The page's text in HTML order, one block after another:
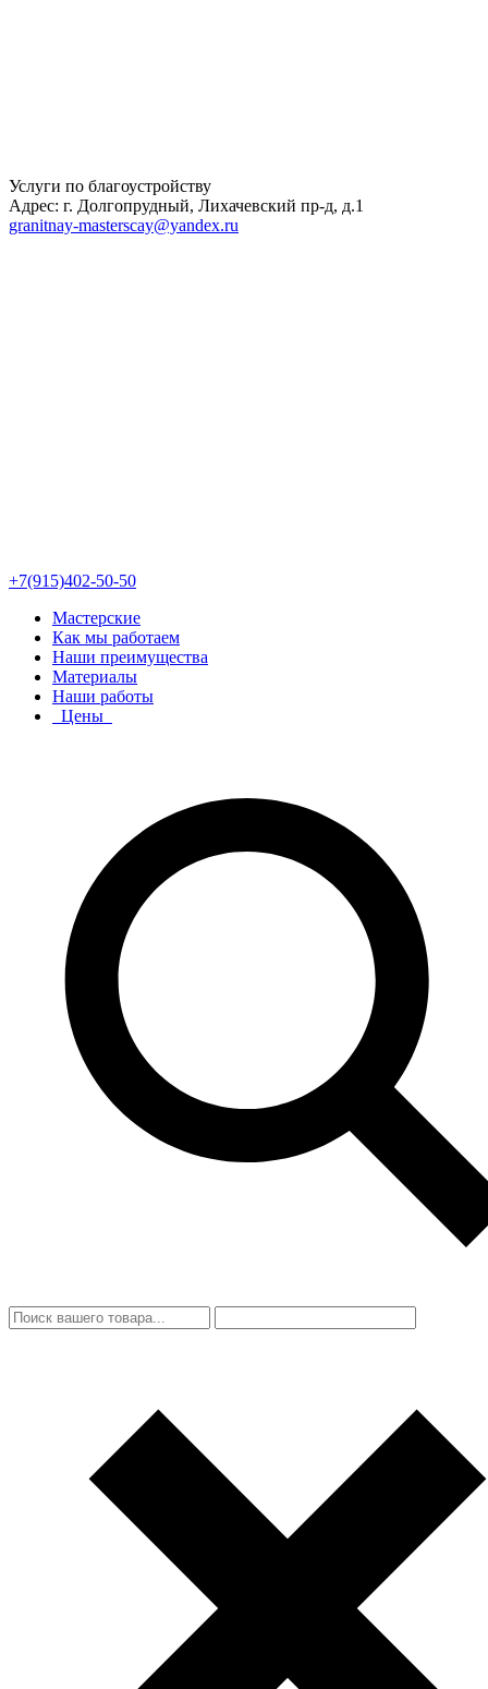
Услуги по благоустройству
Адрес: г. Долгопрудный, Лихачевский пр-д, д.1
granitnay-masterscay@yandex.ru
+7(915)402-50-50
Мастерские
Как мы работаем
Наши преимущества
Материалы
Наши работы
Цены